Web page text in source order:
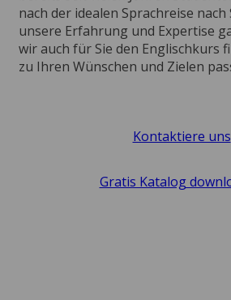
nach der idealen Sprachreise
unsere Erfahrung und Expertise
wir auch für Sie den Englischkurs
zu Ihren Wünschen und Zielen
Kontaktiere uns
Gratis Katalog